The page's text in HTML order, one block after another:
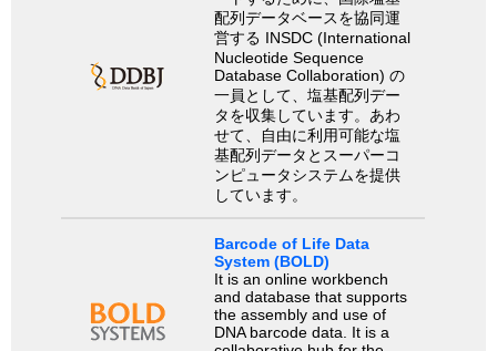
配列データベースを協同運
営する INSDC (International
Nucleotide Sequence
Database Collaboration) の
一員として、塩基配列デー
タを収集しています。あわ
せて、自由に利用可能な塩
基配列データとスーパーコ
ンピュータシステムを提供
しています。
Barcode of Life Data
System (BOLD)
It is an online workbench
and database that supports
the assembly and use of
DNA barcode data. It is a